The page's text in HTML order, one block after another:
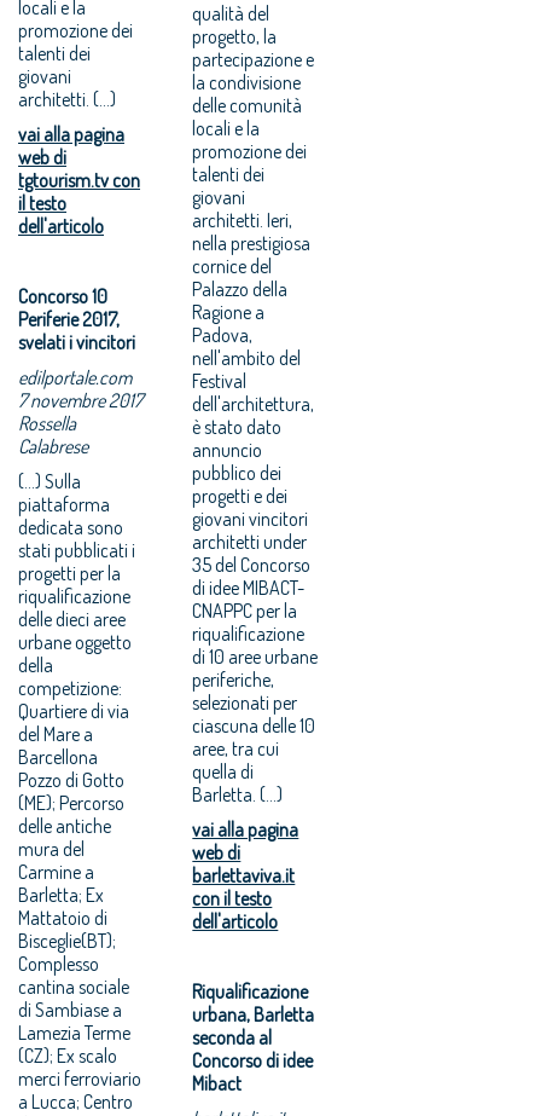
locali e la
promozione dei
talenti dei
giovani
architetti. (...)
vai alla pagina
web di
tgtourism.tv con
il testo
dell'articolo
Concorso 10
Periferie 2017,
svelati i vincitori
edilportale.com
7 novembre 2017
Rossella
Calabrese
(...) Sulla
piattaforma
dedicata sono
stati pubblicati i
progetti per la
riqualificazione
delle dieci aree
urbane oggetto
della
competizione:
Quartiere di via
del Mare a
Barcellona
Pozzo di Gotto
(ME); Percorso
delle antiche
mura del
Carmine a
Barletta; Ex
Mattatoio di
Bisceglie(BT);
Complesso
cantina sociale
di Sambiase a
Lamezia Terme
(CZ); Ex scalo
merci ferroviario
a Lucca; Centro
qualità del
progetto, la
partecipazione e
la condivisione
delle comunità
locali e la
promozione dei
talenti dei
giovani
architetti. Ieri,
nella prestigiosa
cornice del
Palazzo della
Ragione a
Padova,
nell'ambito del
Festival
dell'architettura,
è stato dato
annuncio
pubblico dei
progetti e dei
giovani vincitori
architetti under
35 del Concorso
di idee MIBACT-
CNAPPC per la
riqualificazione
di 10 aree urbane
periferiche,
selezionati per
ciascuna delle 10
aree, tra cui
quella di
Barletta. (...)
vai alla pagina
web di
barlettaviva.it
con il testo
dell'articolo
Riqualificazione
urbana, Barletta
seconda al
Concorso di idee
Mibact